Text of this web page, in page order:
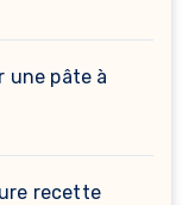
une pâte à
recette